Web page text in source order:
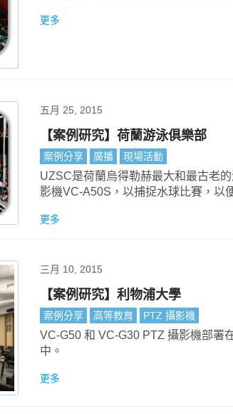
更多
五月 25, 2015
【案例研究】荷蘭游泳俱樂部
案例分享 廣播 現場活動
UZSC是荷蘭烏得勒赫最大和最古老
影機VC-A50S，以捕捉水球比賽，以
更多
三月 10, 2015
【案例研究】利物浦大學
案例分享 高等教育 PTZ 攝影機
VC-G50 和 VC-G30 PTZ 攝影機部署
中。
更多